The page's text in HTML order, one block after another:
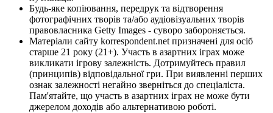
Будь-яке копіювання, передрук та відтворення
фотографічних творів та/або аудіовізуальних творів
правовласника Getty Images - суворо забороняється.
Матеріали сайту korrespondent.net призначені для осіб
старше 21 року (21+). Участь в азартних іграх може
викликати ігрову залежність. Дотримуйтесь правил
(принципів) відповідальної гри. При виявленні перших
ознак залежності негайно зверніться до спеціаліста.
Пам'ятайте, що участь в азартних іграх не може бути
джерелом доходів або альтернативою роботі.